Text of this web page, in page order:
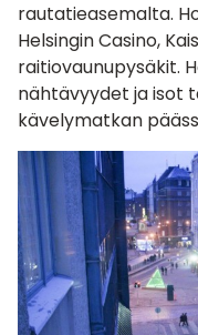
rautatieasemalta.
Helsingin Casino,
raitiovaunupysäkit.
nähtävyydet ja isot
kävelymatkan